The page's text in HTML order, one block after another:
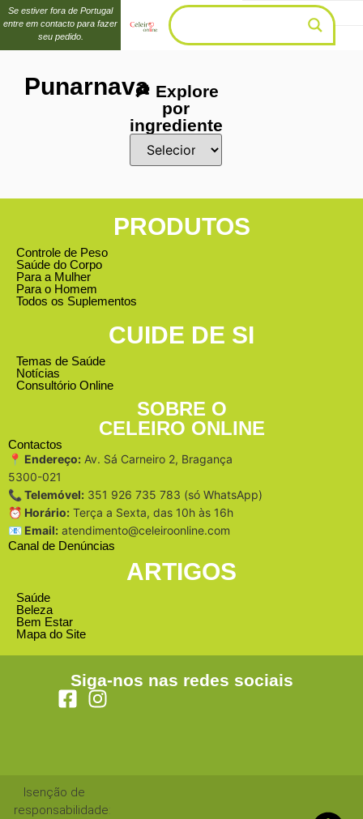
Se estiver fora de Portugal
entre em contacto para fazer
seu pedido.
Punarnava🔎 Explore
por
ingrediente
PRODUTOS
Controle de Peso
Saúde do Corpo
Para a Mulher
Para o Homem
Todos os Suplementos
CUIDE DE SI
Temas de Saúde
Notícias
Consultório Online
SOBRE O
CELEIRO ONLINE
Contactos
📍 Endereço: Av. Sá Carneiro 2, Bragança
5300-021
📞 Telemóvel: 351 926 735 783 (só WhatsApp)
⏰ Horário: Terça a Sexta, das 10h às 16h
📧 Email: atendimento@celeiroonline.com
Canal de Denúncias
ARTIGOS
Saúde
Beleza
Bem Estar
Mapa do Site
Siga-nos nas redes sociais
Isenção de
responsabilidade: